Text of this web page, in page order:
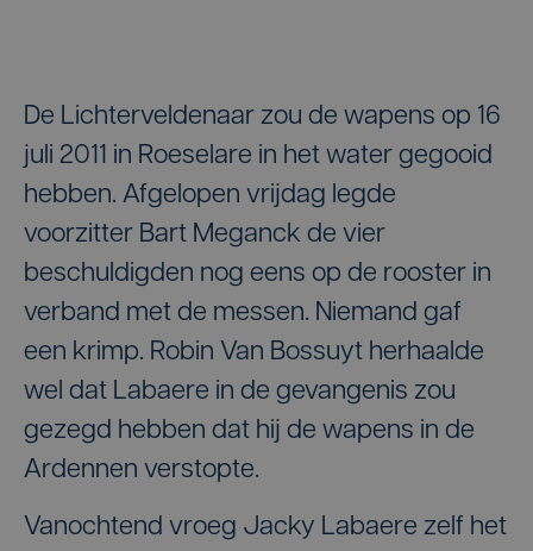
De Lichterveldenaar zou de wapens op 16
juli 2011 in Roeselare in het water gegooid
hebben. Afgelopen vrijdag legde
voorzitter Bart Meganck de vier
beschuldigden nog eens op de rooster in
verband met de messen. Niemand gaf
een krimp. Robin Van Bossuyt herhaalde
wel dat Labaere in de gevangenis zou
gezegd hebben dat hij de wapens in de
Ardennen verstopte.
Vanochtend vroeg Jacky Labaere zelf het